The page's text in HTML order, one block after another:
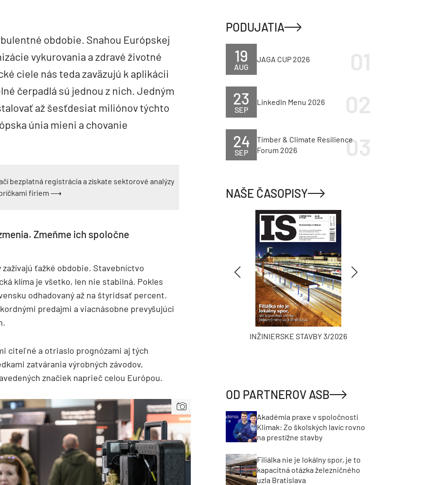
obdobie. Snahou Európskej
vykurovania a zdravé životné
ciele nás teda zaväzujú k aplikácii
čerpadlá sú jednou z nich. Jedným
až šesťdesiat miliónov týchto
únia mieni a chovanie
bezplatná registrácia a získate sektorové analýzy
firiem ⟶
Zmeňme ich spoločne
ťažké obdobie. Stavebníctvo
klíma je všetko, len nie stabilná. Pokles
odhadovaný až na štyridsať percent.
predajmi a viacnásobne prevyšujúci
citeľné a otriaslo prognózami aj tých
zatvárania výrobných závodov,
značiek naprieč celou Európou.
PODUJATIA
AUG
19 JAGA CUP 2026
SEP
23 LinkedIn Menu 2026
SEP
24
Timber & Climate Resilience
Forum 2026
NAŠE ČASOPISY
INŽINIERSKE STAVBY 3/2026
OD PARTNEROV ASB
Akadémia praxe v spoločnosti
Klimak: Zo školských lavíc rovno
na prestížne stavby
Filiálka nie je lokálny spor, je to
kapacitná otázka železničného
uzla Bratislava